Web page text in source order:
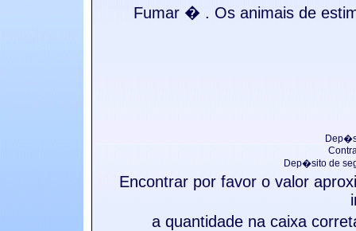
Fumar � . Os animais de
Dep�sito de
Encontrar por favor o valor
a quantidade na caixa